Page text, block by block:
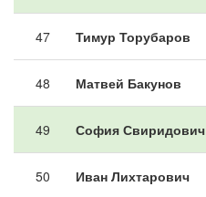
47 Тимур Торубаров
48 Матвей Бакунов
49 София Свиридович
50 Иван Лихтарович